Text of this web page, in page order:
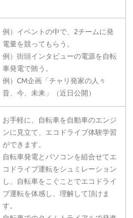
例）イベントの中で、2チームに発
電量を競ってもらう。
例）街頭インタビューの電源を自転
車発電で賄う。
例）CM企画「チャリ発家の人々
昔、今、未来」（近日公開）
お手軽に、自転車を自動車のエンジ
ンに見立て、エコドライブ体験学習
ができます。
自転車発電とパソコンを組合せてエ
コドライブ運転をシュミレーション
し、自転車をこぐことでエコドライ
ブ運転を体感し、理解して頂けま
す。